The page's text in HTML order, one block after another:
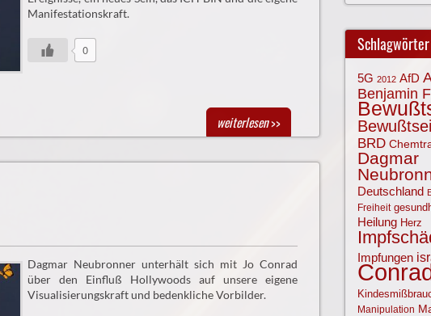
Manifestationskraft.
0
weiterlesen>>
Dagmar Neubronner unterhält sich mit Jo Conrad
über den Einfluß Hollywoods auf unsere eigene
Visualisierungskraft und bedenkliche Vorbilder.
Schlagwörter
5G 2012 AfD
Benjamin
BRD
Dagmar
Deutschland
Freiheit
Heilung Herz
Impfungen
Manipulation